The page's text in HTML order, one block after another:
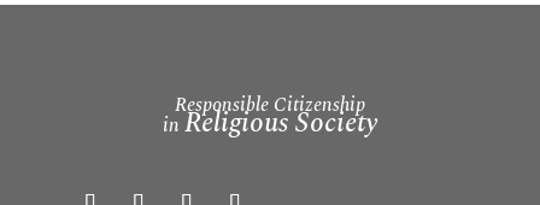
Responsible Citizenship
in Religious Society